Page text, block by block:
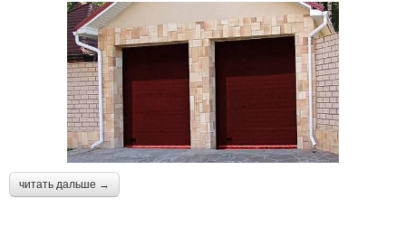
читать дальше →